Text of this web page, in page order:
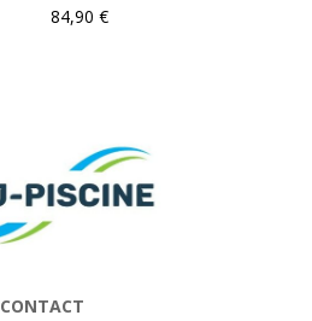
84,90€
CONTACT